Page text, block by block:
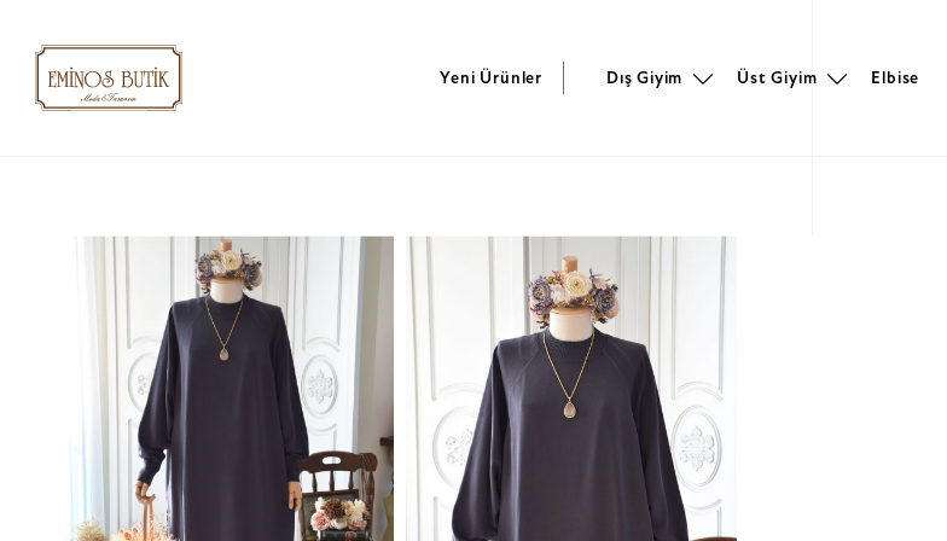
Yeni Ürünler Dış Giyim Üst Giyim Elbise